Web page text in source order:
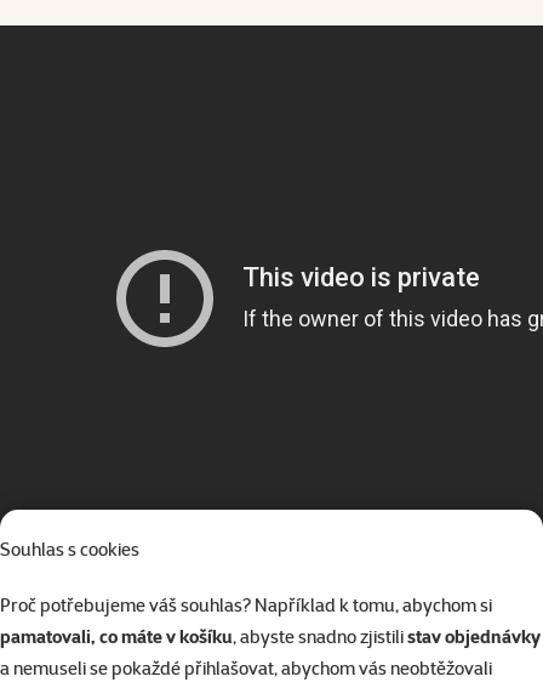
Souhlas s cookies
Proč potřebujeme váš souhlas? Například k tomu, abychom si
pamatovali, co máte v košíku, abyste snadno zjistilistav objednávky
a nemuseli se pokaždé přihlašovat, abychom vás neobtěžovali